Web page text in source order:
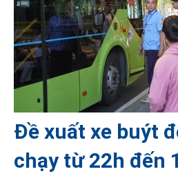
Đề xuất xe buýt
chạy từ 22h đến